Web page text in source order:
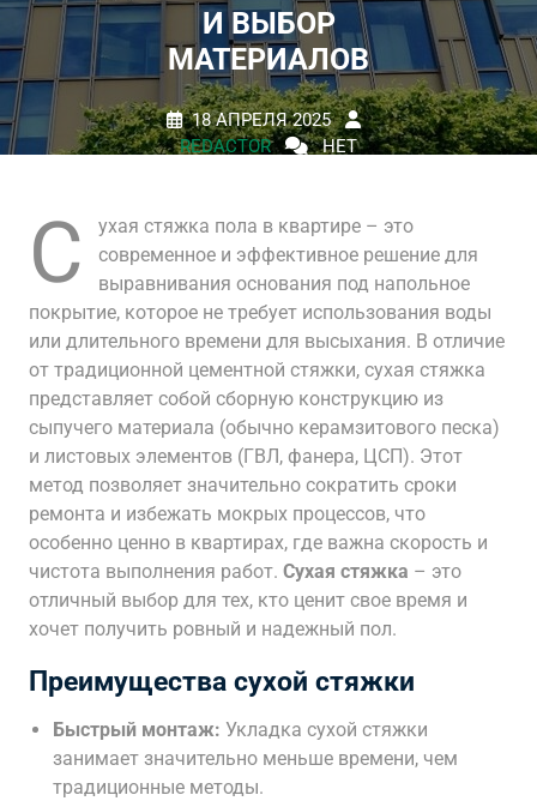
И ВЫБОР
МАТЕРИАЛОВ
18 АПРЕЛЯ 2025
REDACTOR
НЕТ
С
ухая стяжка пола в квартире – это
современное и эффективное решение для
выравнивания основания под напольное
покрытие, которое не требует использования воды
или длительного времени для высыхания. В отличие
от традиционной цементной стяжки, сухая стяжка
представляет собой сборную конструкцию из
сыпучего материала (обычно керамзитового песка)
и листовых элементов (ГВЛ, фанера, ЦСП). Этот
метод позволяет значительно сократить сроки
ремонта и избежать мокрых процессов, что
особенно ценно в квартирах, где важна скорость и
чистота выполнения работ. Сухая стяжка – это
отличный выбор для тех, кто ценит свое время и
хочет получить ровный и надежный пол.
Преимущества сухой стяжки
Быстрый монтаж: Укладка сухой стяжки
занимает значительно меньше времени, чем
традиционные методы.